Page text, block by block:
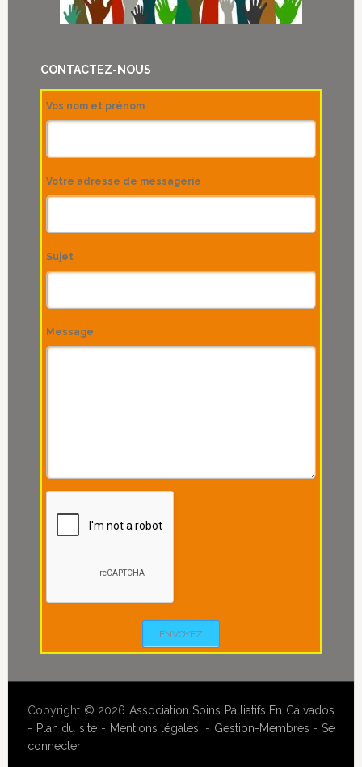
de
CONTACTEZ-NOUS
Vos nom et prénom
Votre adresse de messagerie
Sujet
Message
ENVOYEZ
Copyright © 2026 Association Soins Palliatifs En Calvados
- Plan du site - Mentions légales· - Gestion-Membres -Se
connecter